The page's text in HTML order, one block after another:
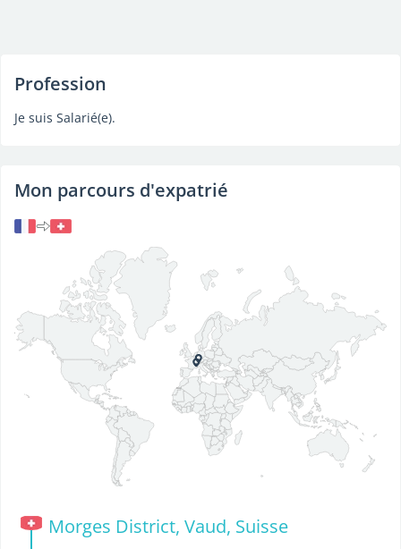
Profession
Je suis Salarié(e).
Mon parcours d'expatrié
Morges District, Vaud, Suisse